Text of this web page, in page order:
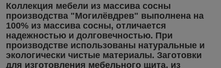
Коллекция мебели из массива сосны
производства "Могилёвдрев" выполнена на
100% из массива сосны, отличается
надежностью и долговечностью. При
производстве использованы натуральные и
экологически чистые материалы. Заготовки
для изготовления мебельного щита, из